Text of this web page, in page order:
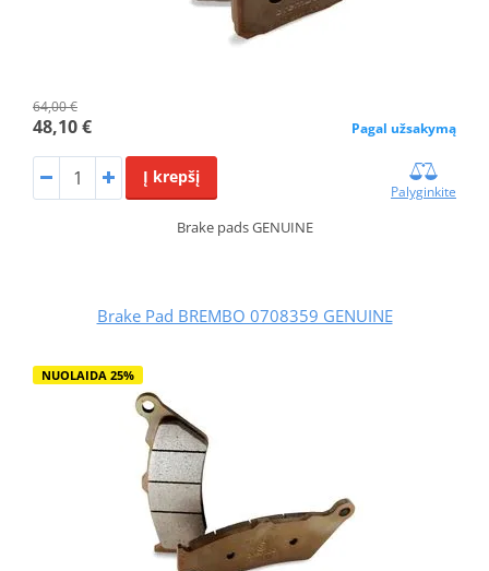
64,00 €
48,10 € Pagal užsakymą
Į krepšį
Palyginkite
Brake pads GENUINE
Brake Pad BREMBO 0708359 GENUINE
NUOLAIDA 25%